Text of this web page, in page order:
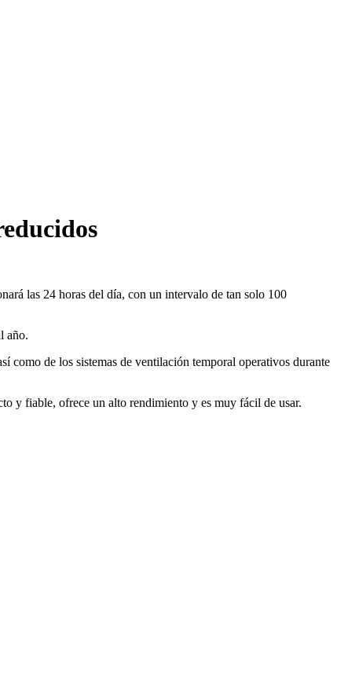
las 24 horas del día, con un intervalo de tan solo 100
año.
como de los sistemas de ventilación temporal operativos durante
y fiable, ofrece un alto rendimiento y es muy fácil de usar.